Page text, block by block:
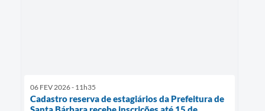
06 FEV 2026 - 11h35
Cadastro reserva de estagiários da Prefeitura de